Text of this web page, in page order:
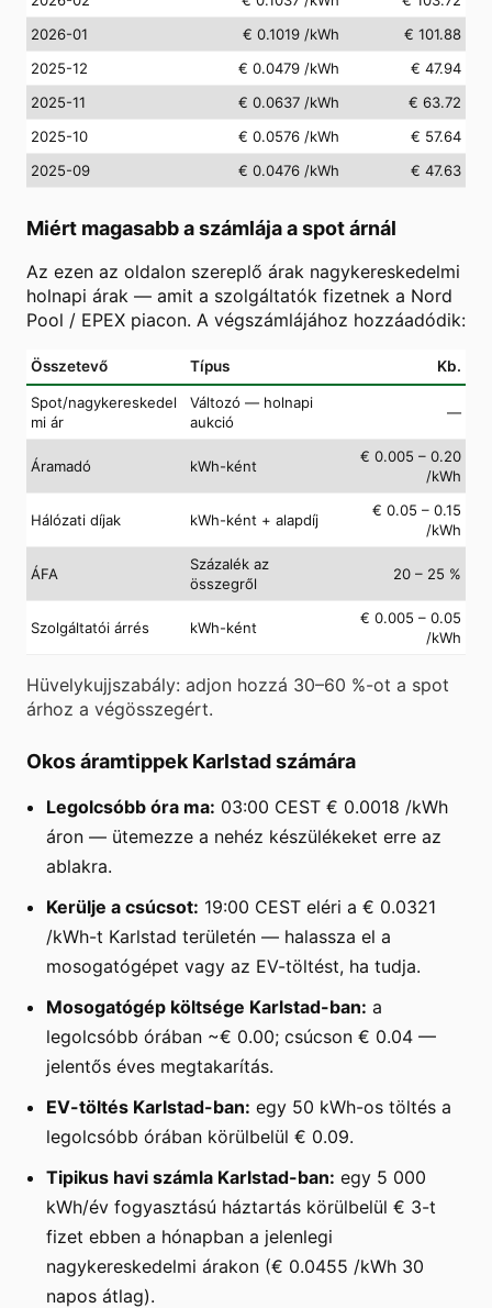
2026-01
€ 0.1019 /kWh
€ 101.88
2025-12
€ 0.0479 /kWh
€ 47.94
2025-11
€ 0.0637 /kWh
€ 63.72
2025-10
€ 0.0576 /kWh
€ 57.64
2025-09
€ 0.0476 /kWh € 47.63
Miért magasabb a számlája a spot árnál
Az ezen az oldalon szereplő árak nagykereskedelmi
holnapi árak — amit a szolgáltatók fizetnek a Nord
Pool / EPEX piacon. A végszámlájához hozzáadódik:
Összetevő Típus Kb.
Spot/nagykereskedel
mi ár
Változó — holnapi
aukció
—
Áramadó kWh-ként
€ 0.005 – 0.20
/kWh
Hálózati díjak kWh-ként + alapdíj
€ 0.05 – 0.15
/kWh
ÁFA
Százalék az
összegről
20 – 25 %
Szolgáltatói árrés kWh-ként
€ 0.005 – 0.05
/kWh
Hüvelykujjszabály: adjon hozzá 30–60 %-ot a spot
árhoz a végösszegért.
Okos áramtippek Karlstad számára
Legolcsóbb óra ma: 03:00 CEST € 0.0018 /kWh
áron — ütemezze a nehéz készülékeket erre az
ablakra.
Kerülje a csúcsot: 19:00 CEST eléri a € 0.0321
/kWh-t Karlstad területén — halassza el a
mosogatógépet vagy az EV-töltést, ha tudja.
Mosogatógép költsége Karlstad-ban: a
legolcsóbb órában ~€ 0.00; csúcson € 0.04 —
jelentős éves megtakarítás.
EV-töltés Karlstad-ban: egy 50 kWh-os töltés a
legolcsóbb órában körülbelül € 0.09.
Tipikus havi számla Karlstad-ban: egy 5 000
kWh/év fogyasztású háztartás körülbelül € 3-t
fizet ebben a hónapban a jelenlegi
nagykereskedelmi árakon (€ 0.0455 /kWh 30
napos átlag).